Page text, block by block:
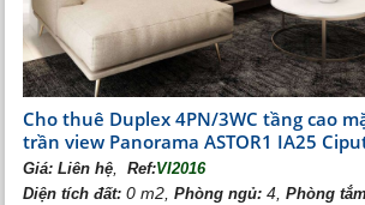
Sân golf Vinhomes
Cho thuê Duplex 4PN/3WC tầng cao
trần view Panorama ASTOR1 IA25
Giá:Liên hệ, Ref:VI2016
Diện tích đất: 0 m2,Phòng ngủ: 4,Phòng